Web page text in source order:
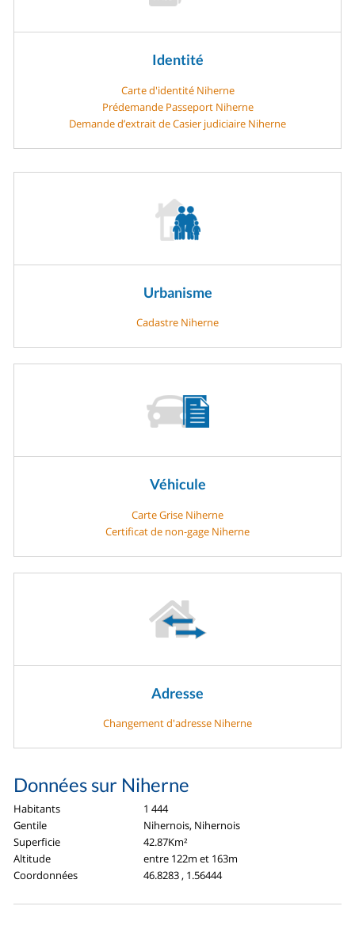
Identité
Carte d'identité Niherne
Prédemande Passeport Niherne
Demande d’extrait de Casier judiciaire Niherne
Urbanisme
Cadastre Niherne
Véhicule
Carte Grise Niherne
Certificat de non-gage Niherne
Adresse
Changement d'adresse Niherne
Données sur Niherne
Habitants
1 444
Gentile
Nihernois, Nihernois
Superficie
42.87Km²
Altitude
entre 122m et 163m
Coordonnées
46.8283 , 1.56444